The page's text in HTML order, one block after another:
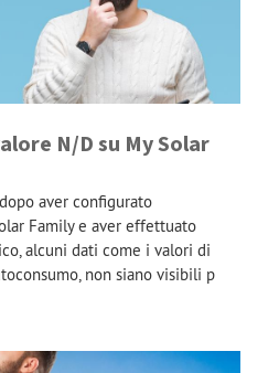
N/D su My Solar
aver configurato
Family e aver effettuato
alcuni dati come i valori di
non siano visibili p